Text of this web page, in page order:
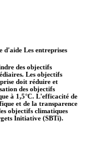
d'aide Les entreprises
des objectifs
Les objectifs
doit réduire et
des objectifs
à 1,5°C. L'efficacité de
et de la transparence
objectifs climatiques
Initiative (SBTi).